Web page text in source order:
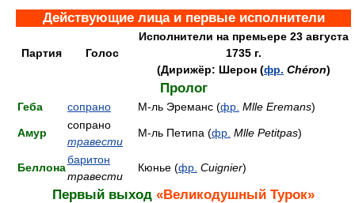
Действующие лица и первые исполнители
Партия Голос
Исполнители на премьере 23 августа
1735 г.
(Дирижёр: Шерон (фр. Chéron)
Пролог
Геба сопрано М-ль Эреманс (фр. Mlle Eremans)
Амур
сопрано
травести
М-ль Петипа (фр. Mlle Petitpas)
Беллона
баритон
травести
Кюнье (фр. Cuignier)
Первый выход «Великодушный Турок»